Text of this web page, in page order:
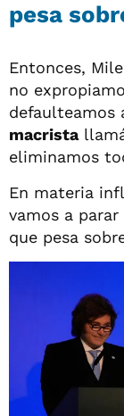
pesa
Entonces,
no
defaulteamos
macrista
eliminamos
En materia
vamos a
que pesa